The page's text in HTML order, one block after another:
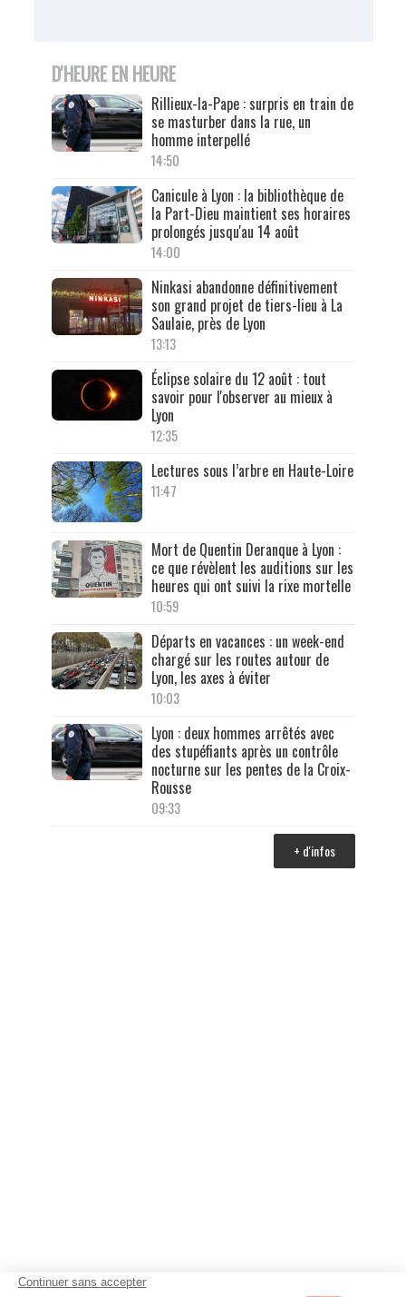
D'HEURE EN HEURE
Rillieux-la-Pape : surpris en train de
se masturber dans la rue, un
homme interpellé
14:50
Canicule à Lyon : la bibliothèque de
la Part-Dieu maintient ses horaires
prolongés jusqu'au 14 août
14:00
Ninkasi abandonne définitivement
son grand projet de tiers-lieu à La
Saulaie, près de Lyon
13:13
Éclipse solaire du 12 août : tout
savoir pour l'observer au mieux à
Lyon
12:35
Lectures sous l’arbre en Haute-Loire
11:47
Mort de Quentin Deranque à Lyon :
ce que révèlent les auditions sur les
heures qui ont suivi la rixe mortelle
10:59
Départs en vacances : un week-end
chargé sur les routes autour de
Lyon, les axes à éviter
10:03
Lyon : deux hommes arrêtés avec
des stupéfiants après un contrôle
nocturne sur les pentes de la Croix-
Rousse
09:33
+ d'infos